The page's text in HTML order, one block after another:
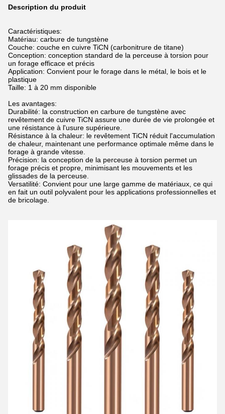
Description du produit
Caractéristiques:
Matériau: carbure de tungstène
Couche: couche en cuivre TiCN (carbonitrure de titane)
Conception: conception standard de la perceuse à torsion pour
un forage efficace et précis
Application: Convient pour le forage dans le métal, le bois et le
plastique
Taille: 1 à 20 mm disponible
Les avantages:
Durabilité: la construction en carbure de tungstène avec
revêtement de cuivre TiCN assure une durée de vie prolongée et
une résistance à l'usure supérieure.
Résistance à la chaleur: le revêtement TiCN réduit l'accumulation
de chaleur, maintenant une performance optimale même dans le
forage à grande vitesse.
Précision: la conception de la perceuse à torsion permet un
forage précis et propre, minimisant les mouvements et les
glissades de la perceuse.
Versatilité: Convient pour une large gamme de matériaux, ce qui
en fait un outil polyvalent pour les applications professionnelles et
de bricolage.